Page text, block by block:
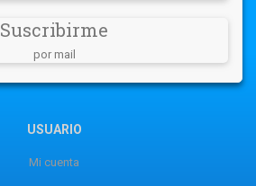
Suscribirme
por mail
USUARIO
Mi cuenta